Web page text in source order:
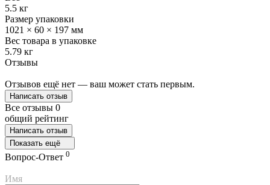
5.5 кг
Размер упаковки
1021 × 60 × 197 мм
Вес товара в упаковке
5.79 кг
Отзывы
Отзывов ещё нет — ваш может стать первым.
Написать отзыв
Все отзывы 0
общий рейтинг
Написать отзыв
Показать ещё
Вопрос-Ответ 0
Имя